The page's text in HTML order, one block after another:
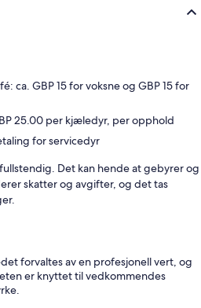
ca. GBP 15 for voksne og GBP 15 for
25.00 per kjæledyr, per opphold
for servicedyr
Det kan hende at gebyrer og
skatter og avgifter, og det tas
forvaltes av en profesjonell vert, og
er knyttet til vedkommendes